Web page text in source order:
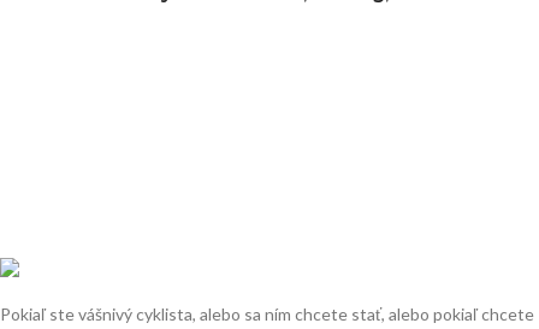
Pokiaľ ste vášnivý cyklista, alebo sa ním chcete stať, alebo pokiaľ chcete